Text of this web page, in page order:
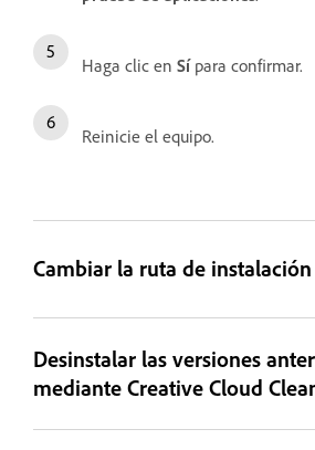
Haga clic en Sípara confirmar.
Reinicie el equipo.
Cambiar la ruta de instalación
Desinstalar las versiones
mediante Creative Cloud